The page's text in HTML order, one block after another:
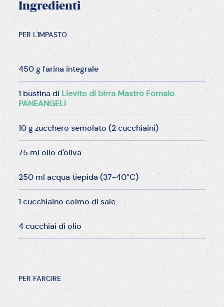
Ingredienti
PER L'IMPASTO
450 g farina integrale
1 bustina di Lievito di birra Mastro Fornaio
PANEANGELI
10 g zucchero semolato (2 cucchiaini)
75 ml olio d'oliva
250 ml acqua tiepida (37-40°C)
1 cucchiaino colmo di sale
4 cucchiai di olio
PER FARCIRE